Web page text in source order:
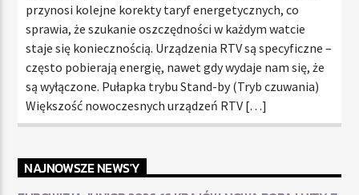
przynosi kolejne korekty taryf energetycznych, co
sprawia, że szukanie oszczędności w każdym watcie
staje się koniecznością. Urządzenia RTV są specyficzne –
często pobierają energię, nawet gdy wydaje nam się, że
są wyłączone. Pułapka trybu Stand-by (Tryb czuwania)
Większość nowoczesnych urządzeń RTV […]
NAJNOWSZE NEWS'Y